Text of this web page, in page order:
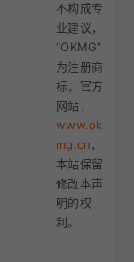
不构成专
业建议，
“OKMG”
为注册商
标，官方
网站：
www.ok
mg.cn，
本站保留
修改本声
明的权
利。